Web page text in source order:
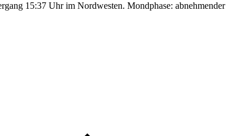
15:37 Uhr im Nordwesten. Mondphase: abnehmender